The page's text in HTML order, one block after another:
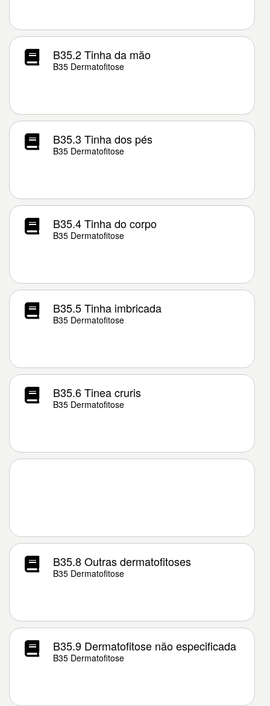
B35.2 Tinha da mão
B35 Dermatofitose
B35.3 Tinha dos pés
B35 Dermatofitose
B35.4 Tinha do corpo
B35 Dermatofitose
B35.5 Tinha imbricada
B35 Dermatofitose
B35.6 Tinea cruris
B35 Dermatofitose
B35.8 Outras dermatofitoses
B35 Dermatofitose
B35.9 Dermatofitose não especificada
B35 Dermatofitose